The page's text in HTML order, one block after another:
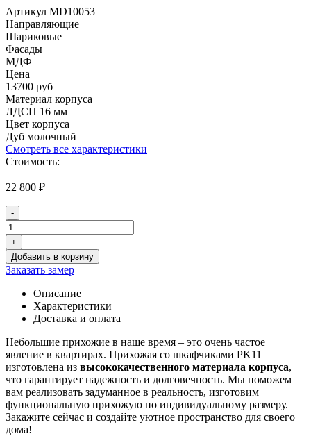
Артикул MD10053
Направляющие
Шариковые
Фасады
МДФ
Цена
13700 руб
Материал корпуса
ЛДСП 16 мм
Цвет корпуса
Дуб молочный
Смотреть все характеристики
Стоимость:
22 800 ₽
-
Количество
товара
Прихожая
со
шкафчиками
+
Добавить в корзину
Заказать замер
Описание
Характеристики
Доставка и оплата
Небольшие прихожие в наше время – это очень частое
явление в квартирах. Прихожая со шкафчиками PK11
изготовлена из высококачественного материала корпуса,
что гарантирует надежность и долговечность. Мы поможем
вам реализовать задуманное в реальность, изготовим
функциональную прихожую по индивидуальному размеру.
Закажите сейчас и создайте уютное пространство для своего
дома!